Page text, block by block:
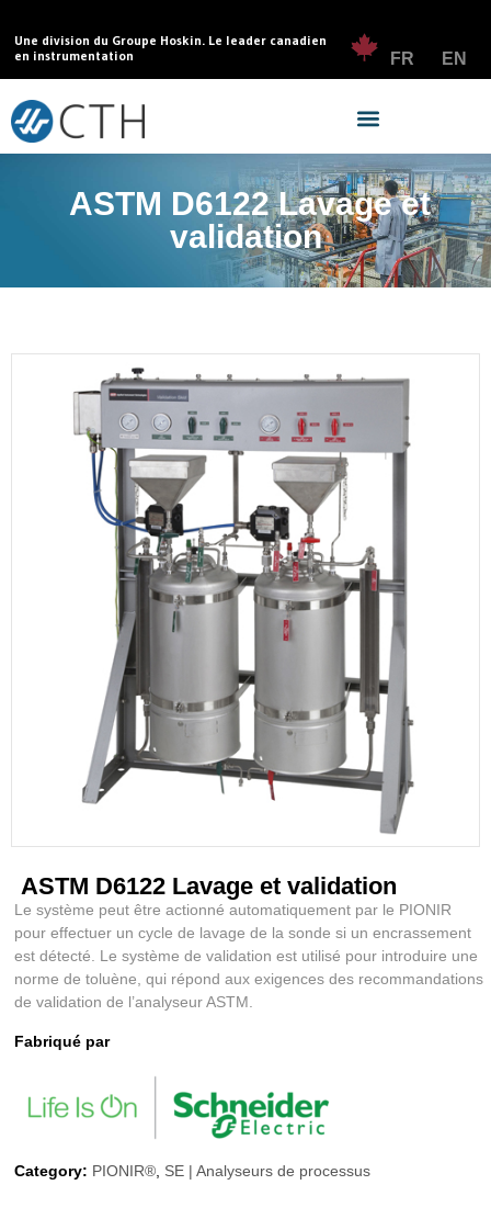
Une division du Groupe Hoskin. Le leader canadien
en instrumentation
FR EN
ASTM D6122 Lavage et
validation
ASTM D6122 Lavage et validation
Le système peut être actionné automatiquement par le PIONIR
pour effectuer un cycle de lavage de la sonde si un encrassement
est détecté. Le système de validation est utilisé pour introduire une
norme de toluène, qui répond aux exigences des recommandations
de validation de l’analyseur ASTM.
Fabriqué par
Category: PIONIR® SE | Analyseurs de processus